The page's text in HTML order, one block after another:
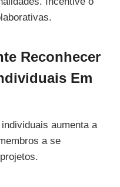
Reconhecer
Em
aumenta a
a se